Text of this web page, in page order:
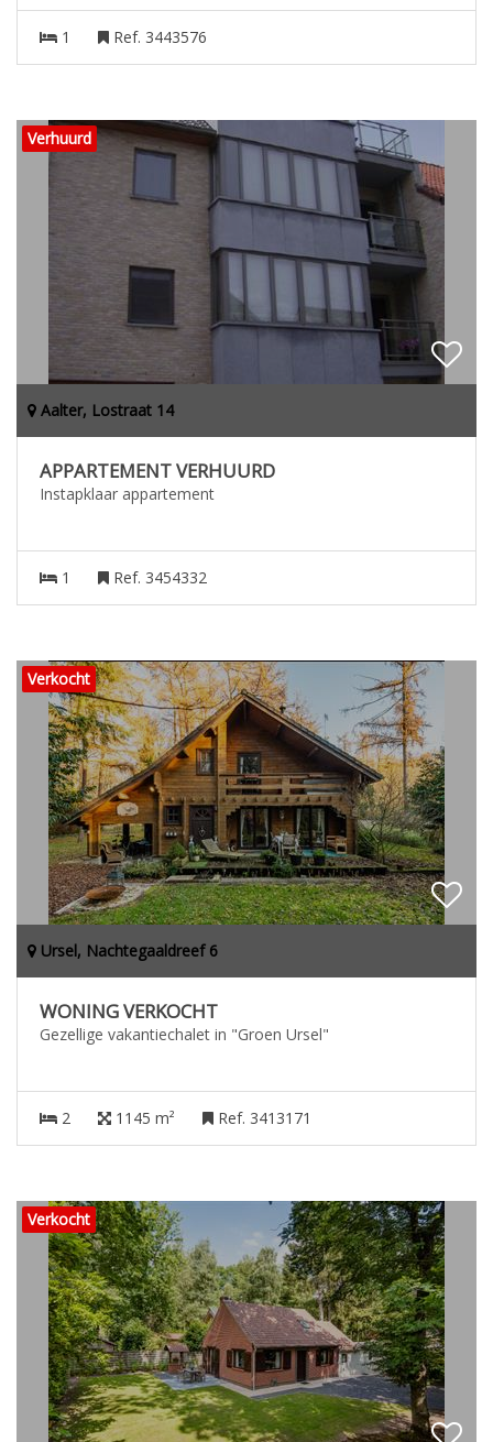
1 Ref. 3443576
Verhuurd
Aalter, Lostraat 14
APPARTEMENT VERHUURD
Instapklaar appartement
1 Ref. 3454332
Verkocht
Ursel, Nachtegaaldreef 6
WONING VERKOCHT
Gezellige vakantiechalet in "Groen Ursel"
2 1145 m² Ref. 3413171
Verkocht